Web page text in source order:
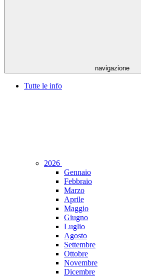
navigazione
Tutte le info
2026
Gennaio
Febbraio
Marzo
Aprile
Maggio
Giugno
Luglio
Agosto
Settembre
Ottobre
Novembre
Dicembre